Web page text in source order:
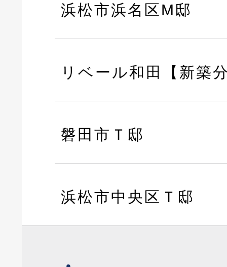
浜松市浜名区M邸
リベール和田【新築
磐田市Ｔ邸
浜松市中央区Ｔ邸